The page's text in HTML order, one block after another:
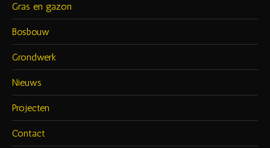
Gras en gazon
Bosbouw
Grondwerk
Nieuws
Projecten
Contact